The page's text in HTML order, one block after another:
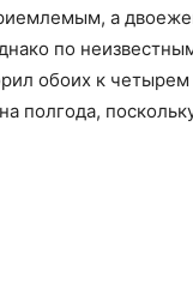
а
по
обоих к
полгода,